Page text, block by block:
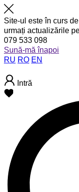
Site-ul este în curs
urmați actualizările
079 533 098
Sună-mă înapoi
RU RO EN
Intră